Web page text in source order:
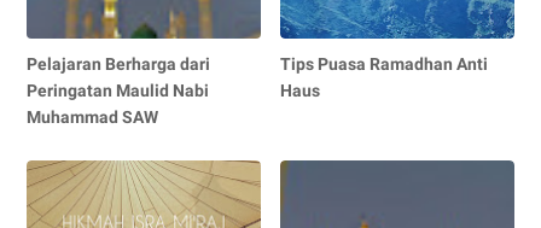
Pelajaran Berharga dari
Peringatan Maulid Nabi
Muhammad SAW
Tips Puasa Ramadhan Anti
Haus